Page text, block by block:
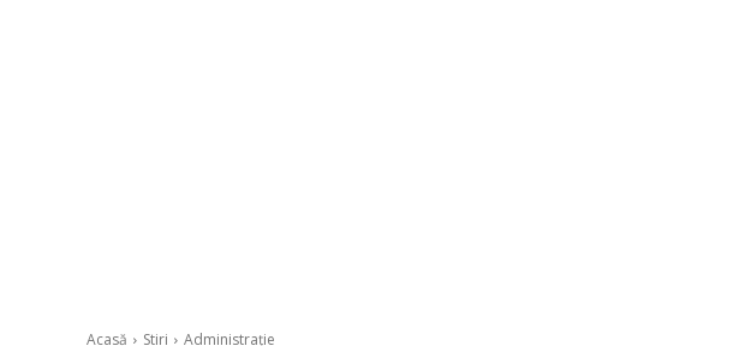
Acasă Stiri Administrație